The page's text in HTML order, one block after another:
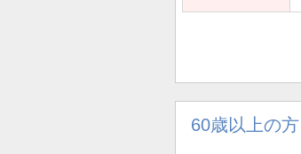
60歳以上の